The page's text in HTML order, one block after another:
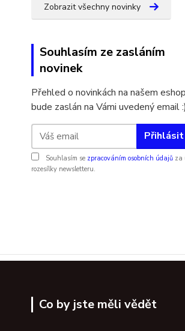
Zobrazit všechny novinky
Souhlasím ze zasláním
novinek
Přehled o novinkách na našem
bude zaslán na Vámi uvedený email :)
Souhlasím se zpracováním osobních údajů za
rozesílky newsletteru.
Co by jste měli vědět